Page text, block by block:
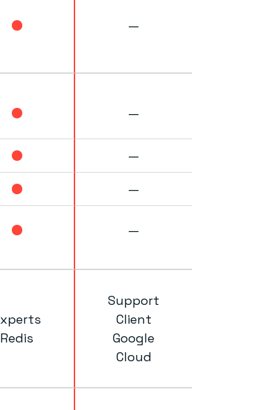
—
—
—
—
—
Redis
Support
Client
Google
Cloud